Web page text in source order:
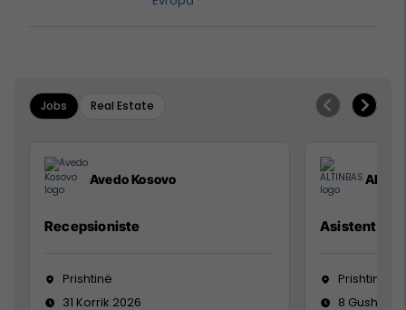
Jobs Real Estate
Avedo Kosovo
Recepsioniste
Prishtinë
31 Korrik 2026
Asistente e
Prishtinë
8 Gusht